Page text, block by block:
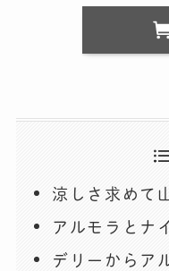
涼しさ求めて
アルモラとナ
デリーからア